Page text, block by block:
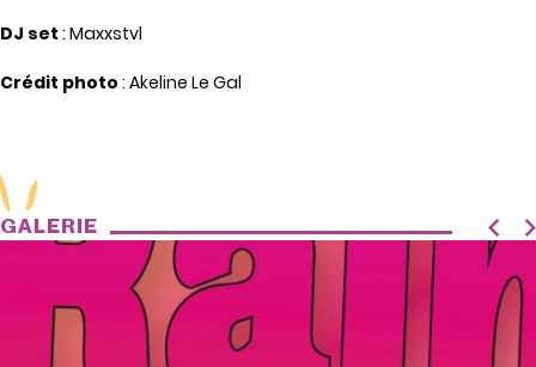
DJ set : Maxxstvl
Crédit photo : Akeline Le Gal
GALERIE